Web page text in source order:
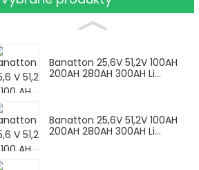
Banatton 25,6V 51,2V 100AH ​​
200AH 280AH 300AH Li...
Banatton 25,6V 51,2V 100AH ​​
200AH 280AH 300AH Li...